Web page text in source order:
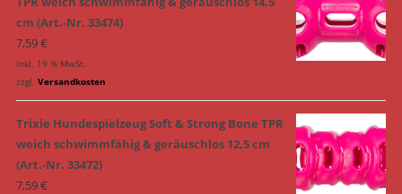
cm (Art.-Nr. 33474)
7,59€
inkl. 19 % MwSt.
zzgl. Versandkosten
Trixie Hundespielzeug Soft & Strong Bone TPR
weich schwimmfähig & geräuschlos 12,5 cm
(Art.-Nr. 33472)
7,59€